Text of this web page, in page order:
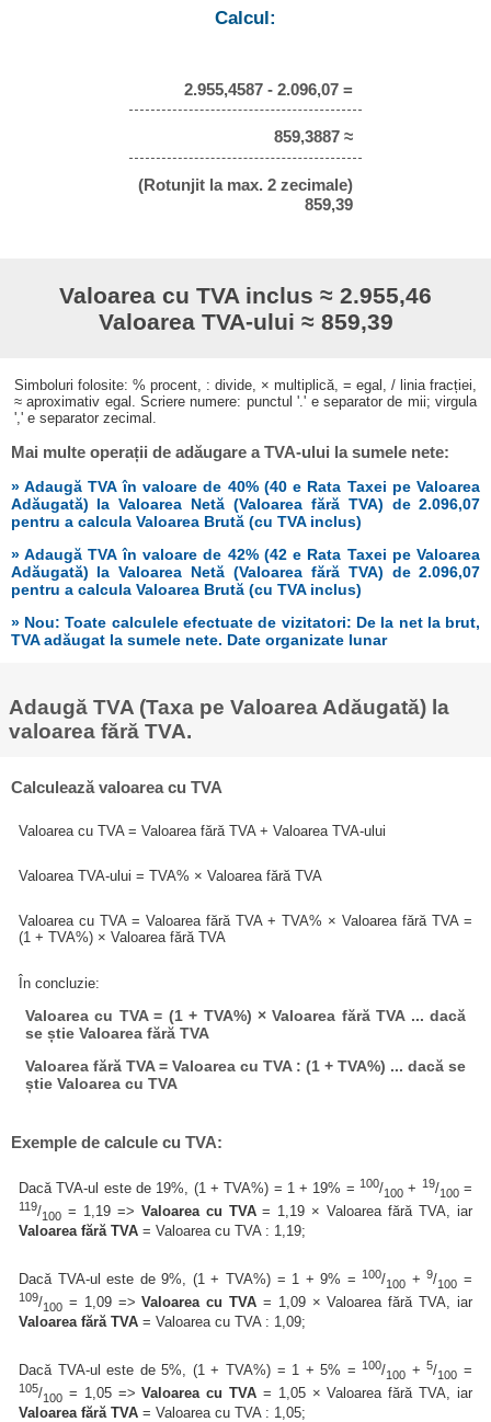
Calcul:
2.955,4587 - 2.096,07 =
859,3887 ≈
(Rotunjit la max. 2 zecimale)
859,39
Valoarea cu TVA inclus ≈ 2.955,46
Valoarea TVA-ului ≈ 859,39
Simboluri folosite: % procent, : divide, × multiplică, = egal, / linia fracției,
≈ aproximativ egal. Scriere numere: punctul '.' e separator de mii; virgula
',' e separator zecimal.
Mai multe operații de adăugare a TVA-ului la sumele nete:
» Adaugă TVA în valoare de 40% (40 e Rata Taxei pe Valoarea
Adăugată) la Valoarea Netă (Valoarea fără TVA) de 2.096,07
pentru a calcula Valoarea Brută (cu TVA inclus)
» Adaugă TVA în valoare de 42% (42 e Rata Taxei pe Valoarea
Adăugată) la Valoarea Netă (Valoarea fără TVA) de 2.096,07
pentru a calcula Valoarea Brută (cu TVA inclus)
» Nou: Toate calculele efectuate de vizitatori: De la net la brut,
TVA adăugat la sumele nete. Date organizate lunar
Adaugă TVA (Taxa pe Valoarea Adăugată) la
valoarea fără TVA.
Calculează valoarea cu TVA
Valoarea cu TVA = Valoarea fără TVA + Valoarea TVA-ului
Valoarea TVA-ului = TVA% × Valoarea fără TVA
Valoarea cu TVA = Valoarea fără TVA + TVA% × Valoarea fără TVA =
(1 + TVA%) × Valoarea fără TVA
În concluzie:
Valoarea cu TVA = (1 + TVA%) × Valoarea fără TVA ... dacă
se știe Valoarea fără TVA
Valoarea fără TVA = Valoarea cu TVA : (1 + TVA%) ... dacă se
știe Valoarea cu TVA
Exemple de calcule cu TVA:
Dacă TVA-ul este de 19%, (1 + TVA%) = 1 + 19% = 100/100+ 19/100=
119/100 = 1,19 => Valoarea cu TVA= 1,19 × Valoarea fără TVA, iar
Valoarea fără TVA = Valoarea cu TVA : 1,19;
Dacă TVA-ul este de 9%, (1 + TVA%) = 1 + 9% =100/100 +9/100 =
109/100 = 1,09 =>Valoarea cu TVA = 1,09 × Valoarea fără TVA, iar
Valoarea fără TVA = Valoarea cu TVA : 1,09;
Dacă TVA-ul este de 5%, (1 + TVA%) = 1 + 5% =100/100 +5/100 =
105/100 = 1,05 =>Valoarea cu TVA = 1,05 × Valoarea fără TVA, iar
Valoarea fără TVA = Valoarea cu TVA : 1,05;